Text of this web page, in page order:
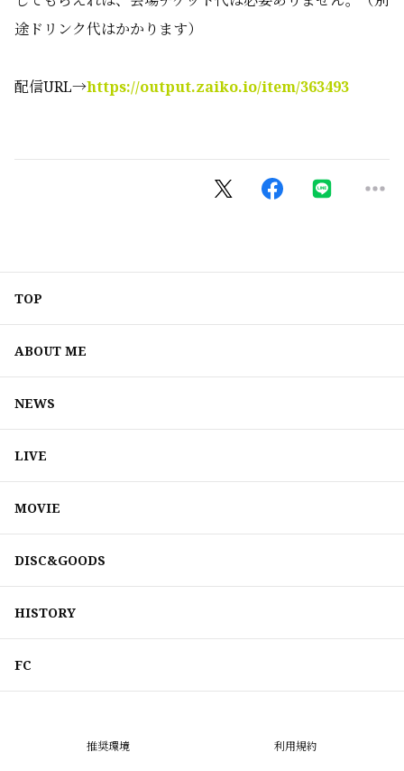
途ドリンク代はかかります）
配信URL→https://output.zaiko.io/item/363493
TOP
ABOUT ME
NEWS
LIVE
MOVIE
DISC&GOODS
HISTORY
FC
推奨環境 利用規約